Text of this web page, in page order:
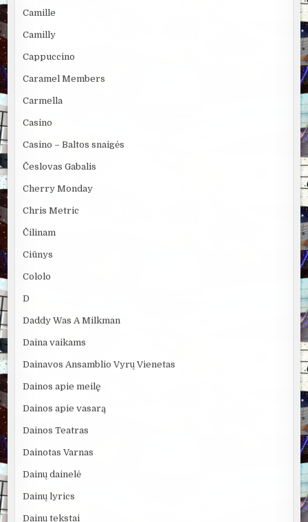
Camille
Camilly
Cappuccino
Caramel Members
Carmella
Casino
Casino – Baltos snaigės
Česlovas Gabalis
Cherry Monday
Chris Metric
Čilinam
Ciūnys
Cololo
D
Daddy Was A Milkman
Daina vaikams
Dainavos Ansamblio Vyrų Vienetas
Dainos apie meilę
Dainos apie vasarą
Dainos Teatras
Dainotas Varnas
Dainų dainelė
Dainų lyrics
Dainų tekstai